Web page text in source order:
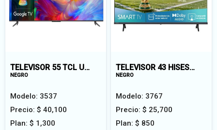
TELEVISOR 55 TCL UHD 55V6C-A
NEGRO
Modelo: 3537
Precio:$ 40,100
Plan:$ 1,300
TELEVISOR 43 HISESNSE HI-16 SMART VIDAA UHD43A6NV
NEGRO
Modelo: 3767
Precio: $ 25,700
Plan: $ 850